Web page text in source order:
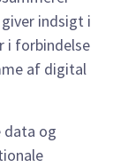
indsigt i
i forbindelse
af digital
data og